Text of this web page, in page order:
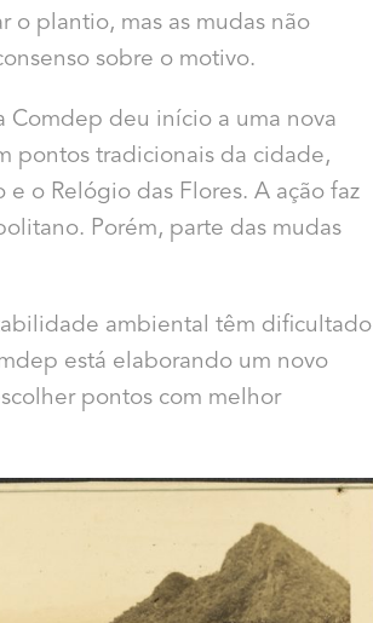
o plantio, mas as mudas não
sobre o motivo.
Comdep deu início a uma nova
pontos tradicionais da cidade,
o Relógio das Flores. A ação faz
Porém, parte das mudas
ambiental têm dificultado
está elaborando um novo
pontos com melhor